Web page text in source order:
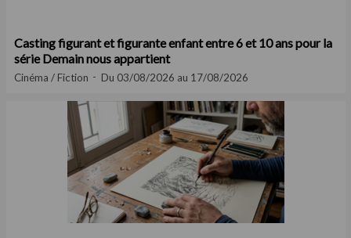
Casting figurant et figurante enfant entre 6 et 10 ans pour la
série Demain nous appartient
Cinéma / Fiction Du 03/08/2026 au 17/08/2026